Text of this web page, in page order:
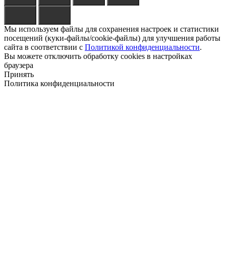
Мы используем файлы для сохранения настроек и статистики
посещений (куки-файлы/cookie-файлы) для улучшения работы
сайта в соответствии с Политикой конфиденциальности.
Вы можете отключить обработку cookies в настройках
браузера
Принять
Политика конфиденциальности